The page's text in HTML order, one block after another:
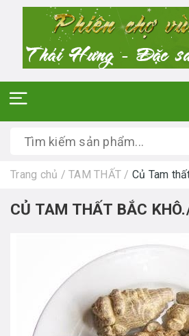
Trang chủ / TAM THẤT / Củ Tam
CỦ TAM THẤT BẮC